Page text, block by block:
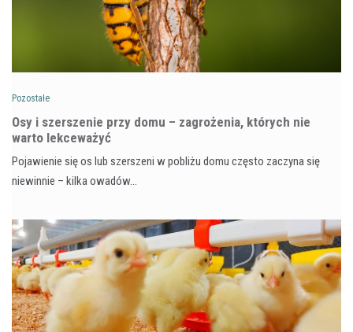
Pozostałe
Osy i szerszenie przy domu – zagrożenia, których nie
warto lekceważyć
Pojawienie się os lub szerszeni w pobliżu domu często zaczyna się
niewinnie – kilka owadów…